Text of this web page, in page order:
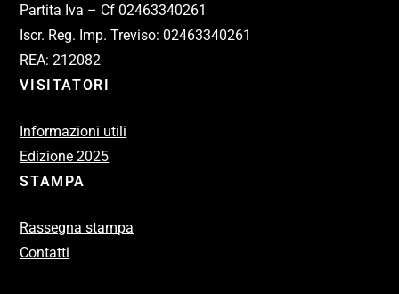
Partita Iva – Cf 02463340261
Iscr. Reg. Imp. Treviso: 02463340261
REA: 212082
VISITATORI
Informazioni utili
Edizione 2025
STAMPA
Rassegna stampa
Contatti